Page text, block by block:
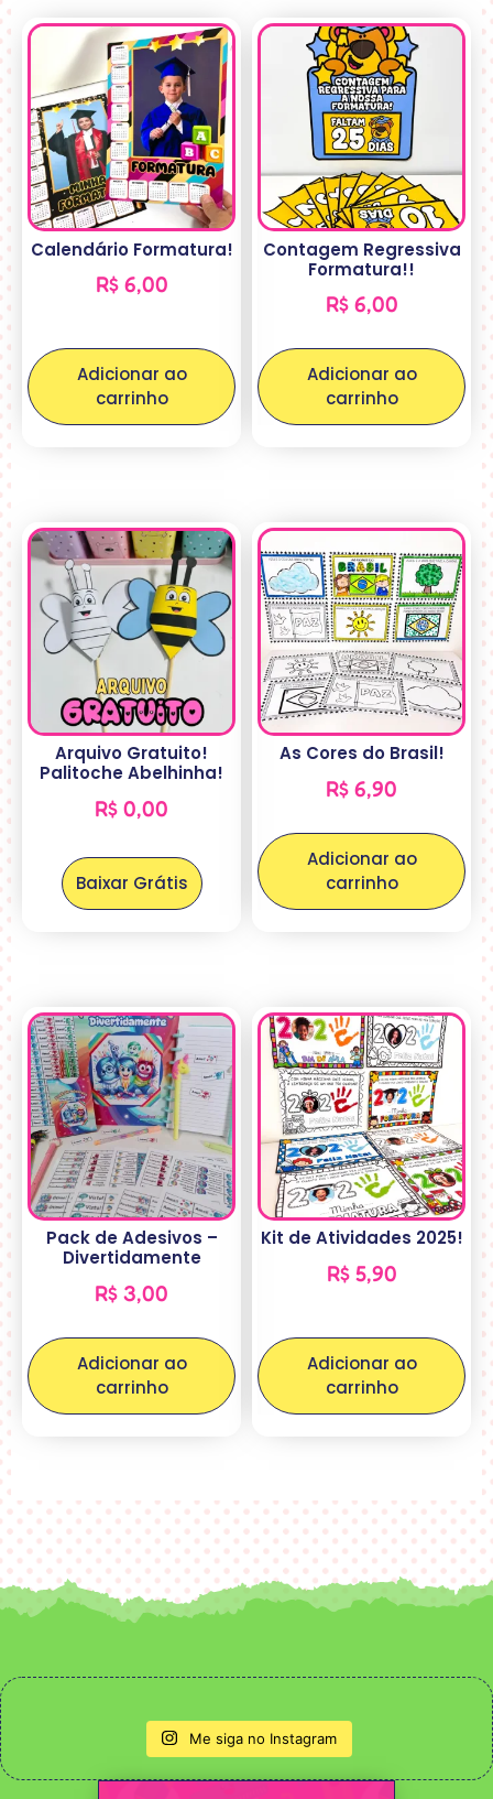
Calendário Formatura!
R$6,00
Adicionar ao
carrinho
Contagem Regressiva
Formatura!!
R$6,00
Adicionar ao
carrinho
Arquivo Gratuito!
Palitoche Abelhinha!
R$ 0,00
Baixar Grátis
As Cores do Brasil!
R$ 6,90
Adicionar ao
carrinho
Pack de Adesivos –
Divertidamente
R$ 3,00
Adicionar ao
carrinho
Kit de Atividades 2025!
R$5,90
Adicionar ao
carrinho
Me siga no Instagram